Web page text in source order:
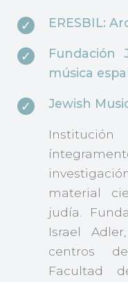
ERESBIL:
Fundación
música
Jewish
material
judía.
Israel
centros
Facultad